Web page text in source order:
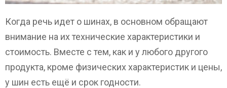
Когда речь идет о шинах, в основном обращают
внимание на их технические характеристики и
стоимость. Вместе с тем, как и у любого другого
продукта, кроме физических характеристик и цены,
у шин есть ещё и срок годности.